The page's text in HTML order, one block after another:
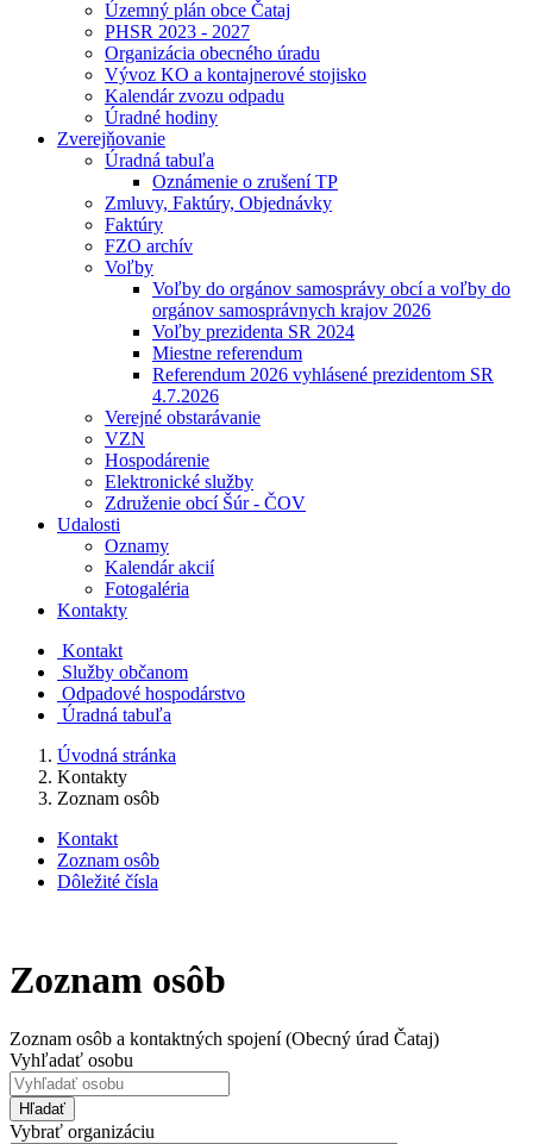
Územný plán obce Čataj
PHSR 2023 - 2027
Organizácia obecného úradu
Vývoz KO a kontajnerové stojisko
Kalendár zvozu odpadu
Úradné hodiny
Zverejňovanie
Úradná tabuľa
Oznámenie o zrušení TP
Zmluvy, Faktúry, Objednávky
Faktúry
FZO archív
Voľby
Voľby do orgánov samosprávy obcí a voľby do
orgánov samosprávnych krajov 2026
Voľby prezidenta SR 2024
Miestne referendum
Referendum 2026 vyhlásené prezidentom SR
4.7.2026
Verejné obstarávanie
VZN
Hospodárenie
Elektronické služby
Združenie obcí Šúr - ČOV
Udalosti
Oznamy
Kalendár akcií
Fotogaléria
Kontakty
Kontakt
Služby občanom
Odpadové hospodárstvo
Úradná tabuľa
Úvodná stránka
Kontakty
Zoznam osôb
Kontakt
Zoznam osôb
Dôležité čísla
Zoznam osôb
Zoznam osôb a kontaktných spojení (Obecný úrad Čataj)
Vyhľadať osobu
Hľadať
Vybrať organizáciu